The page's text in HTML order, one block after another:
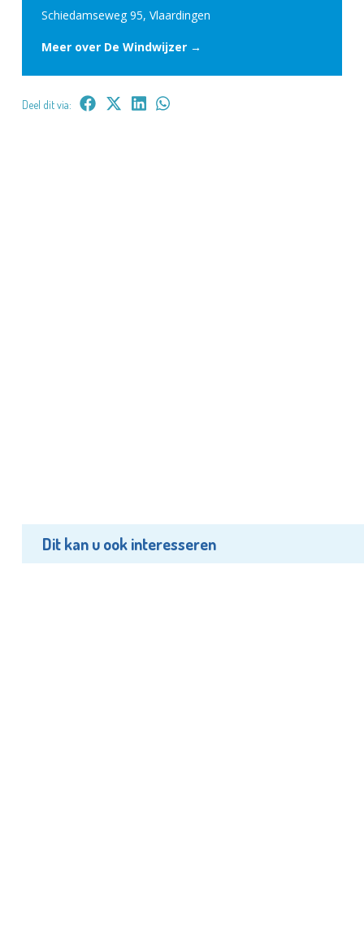
Schiedamseweg 95, Vlaardingen
Meer over De Windwijzer →
Deel dit via:
Dit kan u ook interesseren